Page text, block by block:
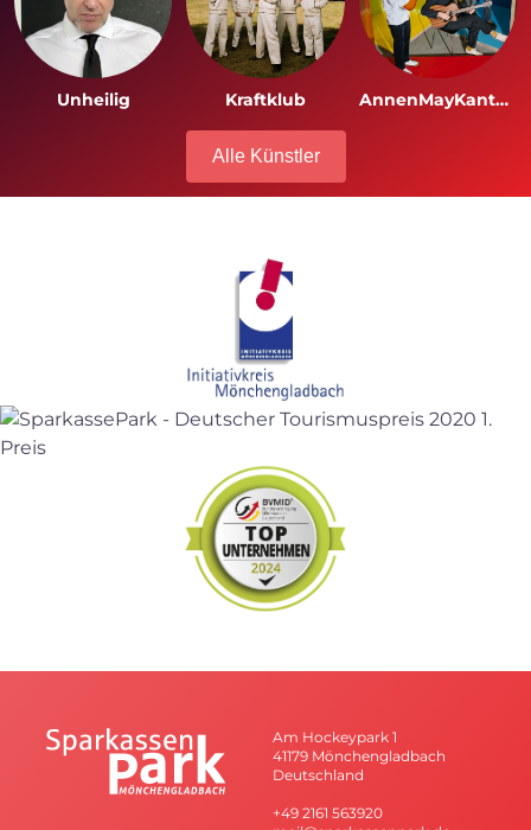
Unheilig Kraftklub AnnenMayKantereit
Alle Künstler
Am Hockeypark 1
41179 Mönchengladbach
Deutschland
+49 2161 563920